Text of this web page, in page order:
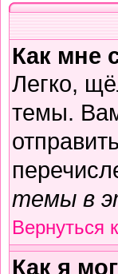
Как мне
Легко,
темы.
темы в
Вернуться
Как я